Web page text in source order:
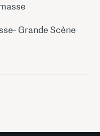
Grande Scène